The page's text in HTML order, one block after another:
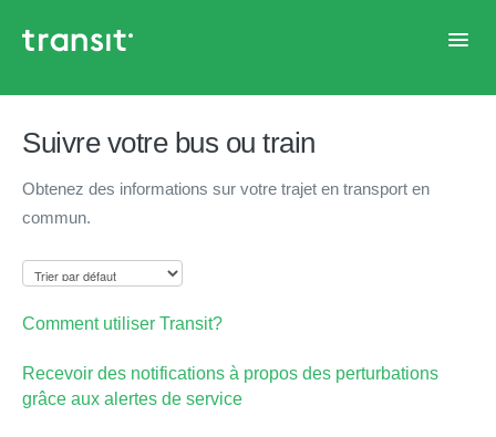
Suivre votre bus ou train
Obtenez des informations sur votre trajet en transport en
commun.
Comment utiliser Transit?
Recevoir des notifications à propos des perturbations
grâce aux alertes de service